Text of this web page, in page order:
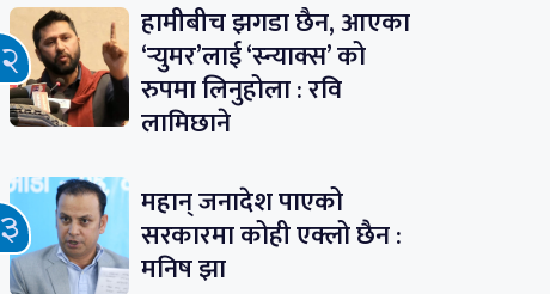
हामीबीच झगडा छैन, आएका
‘र्‍युमर’लाई ‘स्न्याक्स’ को
रुपमा लिनुहोला : रवि
लामिछाने
महान् जनादेश पाएको
सरकारमा कोही एक्लो छैन :
मनिष झा